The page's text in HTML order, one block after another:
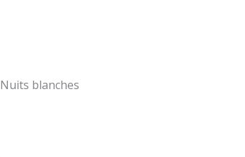
Nuits blanches